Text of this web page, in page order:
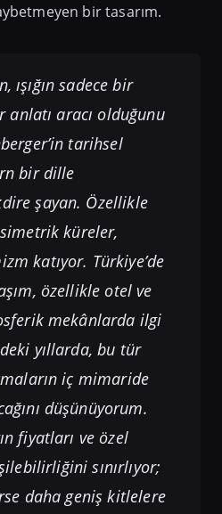
bir tasarım.
ışığın sadece bir
aracı olduğunu
tarihsel
bir dille
şayan. Özellikle
küreler,
katıyor. Türkiye’de
özellikle otel ve
mekânlarda ilgi
yıllarda, bu tür
iç mimaride
düşünüyorum.
fiyatları ve özel
sınırlıyor;
daha geniş kitlelere